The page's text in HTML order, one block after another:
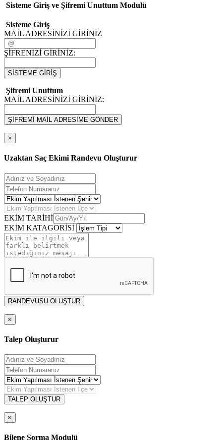
Sisteme Giriş ve Şifremi Unuttum Modulü
Sisteme Giriş
MAİL ADRESİNİZİ GİRİNİZ
ŞİFRENİZİ GİRİNİZ:
SİSTEME GİRİŞ
Şifremi Unuttum
MAİL ADRESİNİZİ GİRİNİZ:
ŞİFREMİ MAİL ADRESİME GÖNDER
×
Uzaktan Saç Ekimi Randevu Oluşturur
EKİM TARİHİ
EKİM KATAGORİSİ
RANDEVUSU OLUŞTUR
×
Talep Oluşturur
TALEP OLUŞTUR
×
Bilene Sorma Modulü